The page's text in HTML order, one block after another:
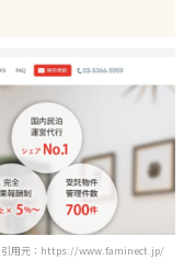
引用元：https://www.faminect.jp/